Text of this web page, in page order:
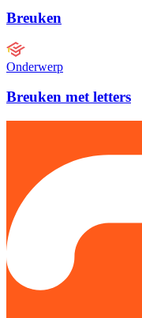
Breuken
Onderwerp
Breuken met letters